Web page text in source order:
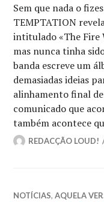
Sem que nada o
TEMPTATION
intitulado «The Fire
mas nunca tinha
banda escreve um
demasiadas ideias
alinhamento final
comunicado que
também acontece
REDACÇÃO LOUD!
NOTÍCIAS,AQUELA